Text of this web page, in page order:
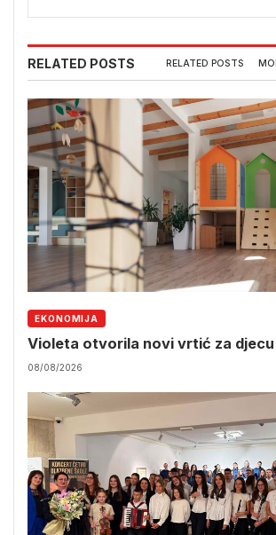
RELATED POSTS RELATED POSTS
EKONOMIJA
Violeta otvorila novi vrtić za
08/08/2026